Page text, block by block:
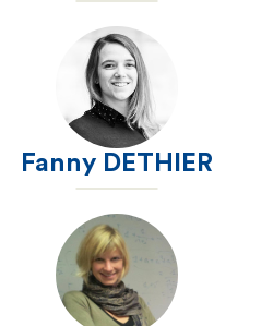
Fanny DETHIER